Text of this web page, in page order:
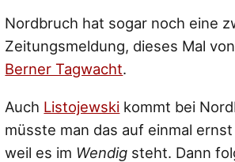
Nordbruch hat sogar noch eine
Zeitungsmeldung, dieses Mal
Berner Tagwacht.
Auch Listojewski kommt bei
müsste man das auf einmal
weil es im Wendig steht. Dann